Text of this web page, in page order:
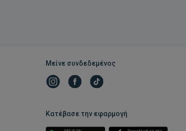
Μείνε συνδεδεμένος
Κατέβασε την εφαρμογή